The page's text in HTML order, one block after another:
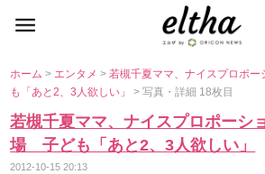
ホーム> エンタメ>若槻千夏ママ、ナイスプロポ
も「あと2、3人欲しい」> 写真・詳細 18枚目
若槻千夏ママ、ナイスプロポーシ
場 子ども「あと2、3人欲しい」
2012-10-15 20:13